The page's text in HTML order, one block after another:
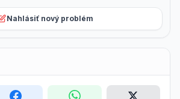
Nahlásiť nový problém